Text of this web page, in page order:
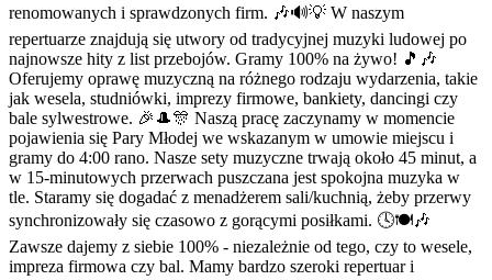
renomowanych i sprawdzonych firm. 🎶🔊💡 W naszym
repertuarze znajdują się utwory od tradycyjnej muzyki ludowej po
najnowsze hity z list przebojów. Gramy 100% na żywo! 🎵🎶
Oferujemy oprawę muzyczną na różnego rodzaju wydarzenia, takie
jak wesela, studniówki, imprezy firmowe, bankiety, dancingi czy
bale sylwestrowe. 🎉🎩🎊 Naszą pracę zaczynamy w momencie
pojawienia się Pary Młodej we wskazanym w umowie miejscu i
gramy do 4:00 rano. Nasze sety muzyczne trwają około 45 minut, a
w 15-minutowych przerwach puszczana jest spokojna muzyka w
tle. Staramy się dogadać z menadżerem sali/kuchnią, żeby przerwy
synchronizowały się czasowo z gorącymi posiłkami. 🕓🍽️🎶
Zawsze dajemy z siebie 100% - niezależnie od tego, czy to wesele,
impreza firmowa czy bal. Mamy bardzo szeroki repertuar i